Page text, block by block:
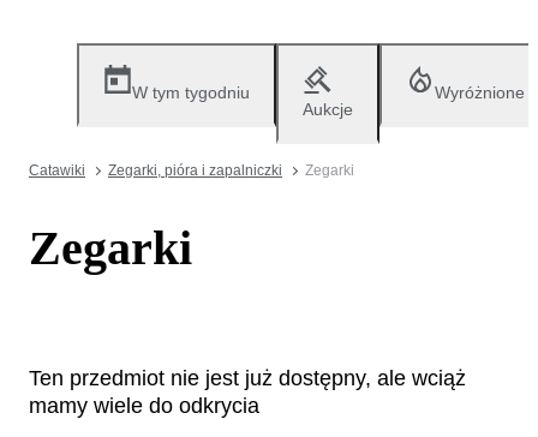
W tym tygodniu
Aukcje
Wyróżnione
Catawiki Zegarki, pióra i zapalniczki Zegarki
Zegarki
Ten przedmiot nie jest już dostępny, ale wciąż
mamy wiele do odkrycia